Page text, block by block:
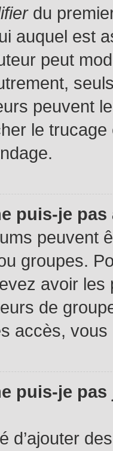
du
auquel est
peut
peuvent
le
puis-je
peuvent
groupes.
avoir les
de
accès,
puis-je
d’ajouter